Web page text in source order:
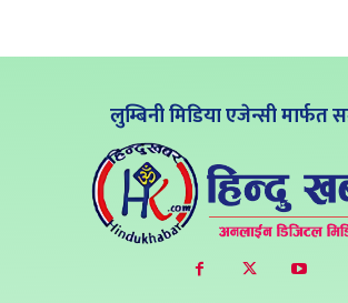
लुम्बिनी मिडिया एजेन्सी मार्फत